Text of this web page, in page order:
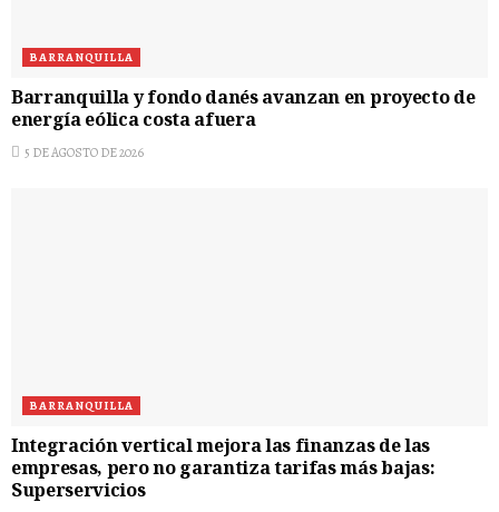
BARRANQUILLA
Barranquilla y fondo danés avanzan en proyecto de
energía eólica costa afuera
5 DE AGOSTO DE 2026
BARRANQUILLA
Integración vertical mejora las finanzas de las
empresas, pero no garantiza tarifas más bajas:
Superservicios